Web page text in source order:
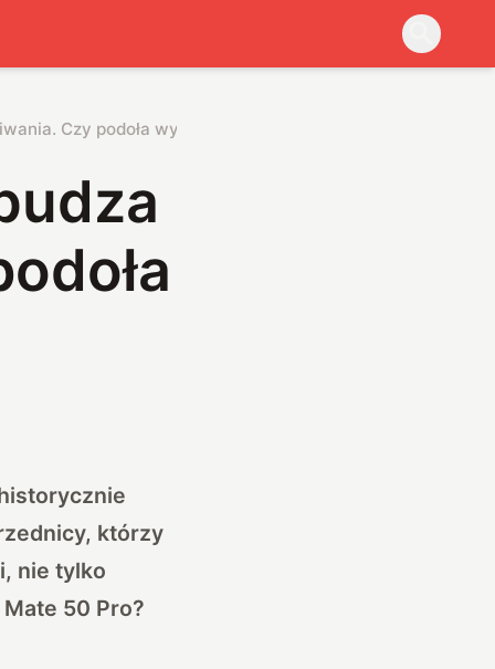
Czy podoła wyzwaniu?
którzy
nie tylko
50 Pro?